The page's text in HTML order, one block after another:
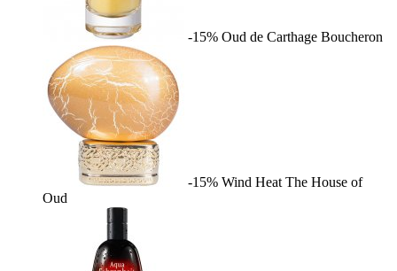
-15% Oud de Carthage Boucheron
-15% Wind Heat The House of
Oud